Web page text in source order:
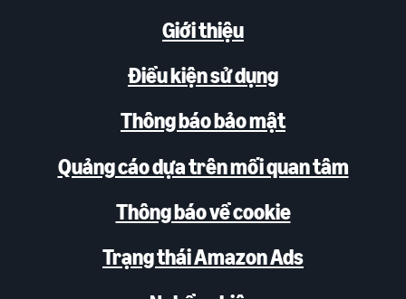
Giới thiệu
Điều kiện sử dụng
Thông báo bảo mật
Quảng cáo dựa trên mối quan tâm
Thông báo về cookie
Trạng thái Amazon Ads